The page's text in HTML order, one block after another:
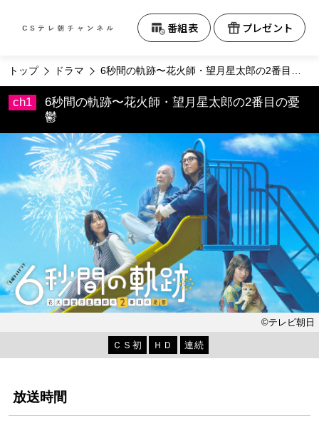
テレビ朝日CS
番組表 プレゼント
トップ ドラマ 6秒間の軌跡〜花火師・望月星太郎の2番目の憂鬱
6秒間の軌跡〜花火師・望月星太郎の2番目の憂
鬱
©テレビ朝日
ＣＳ初 ＨＤ 連続
放送時間